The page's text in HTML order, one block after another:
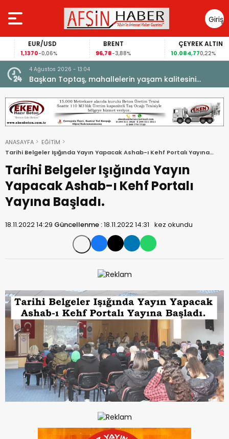
Giriş
Yap
BITCOIN
63.760,00 -0,55% 63,1184
EUR/
1,1370-
4 Ağustos 2026 - 11:48
Başkan Karaağaç,Şehit kabirleri ziyaretiyle görevine
başladı.
ANASAYFA
EĞİTİM
Tarihi Belgeler Işığında Yayın Yapacak Ashab-ı Kehf Portalı Yayına
Başladı.
Tarihi Belgeler Işığında Yayın
Yapacak Ashab-ı Kehf Portalı
Yayına Başladı.
18.11.2022 14:29 Güncellenme :18.11.2022 14:31 kez okundu